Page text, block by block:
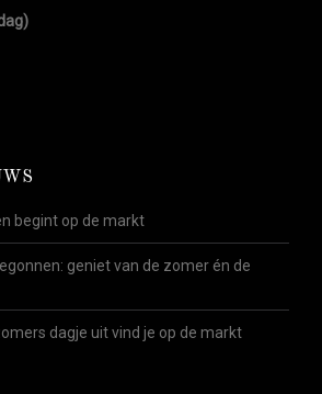
begint op de markt
geniet van de zomer én de
dagje uit vind je op de markt